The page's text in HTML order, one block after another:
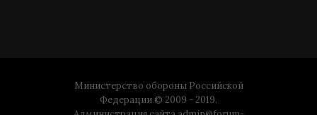
Министерство обороны Российской
Федерации © 2009 - 2019.